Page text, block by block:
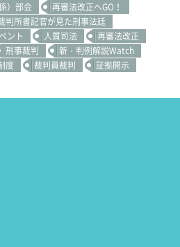
）部会
再審法改正へGO！
判所書記官が見た刑事法廷
ント 人質司法
再審法改正
刑事裁判
新・判例解説Watch
度 裁判員裁判 証拠開示